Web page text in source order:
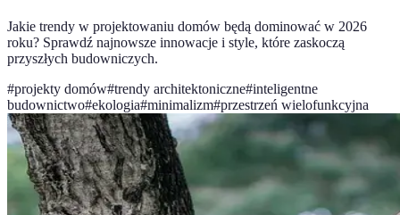
Jakie trendy w projektowaniu domów będą dominować w 2026
roku? Sprawdź najnowsze innowacje i style, które zaskoczą
przyszłych budowniczych.
#projekty domów#trendy architektoniczne#inteligentne
budownictwo#ekologia#minimalizm#przestrzeń wielofunkcyjna